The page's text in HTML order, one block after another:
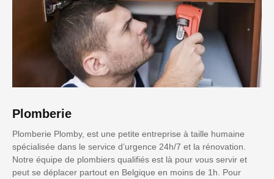
Plomberie
Plomberie Plomby, est une petite entreprise à taille humaine
spécialisée dans le service d’urgence 24h/7 et la rénovation.
Notre équipe de plombiers qualifiés est là pour vous servir et
peut se déplacer partout en Belgique en moins de 1h. Pour